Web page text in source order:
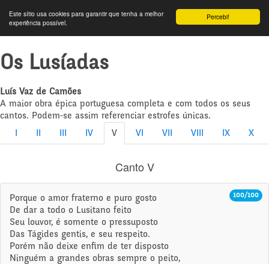
Percebi!
Este sítio usa cookies para garantir que tenha a melhor
experiência possível.
Os Lusíadas
Luís Vaz de Camões
A maior obra épica portuguesa completa e com todos os seus
cantos. Podem-se assim referenciar estrofes únicas.
IV V VI VII VIII IX X
Canto V
100/100
Porque o amor fraterno e puro gosto
De dar a todo o Lusitano feito
Seu louvor, é somente o pressuposto
Das Tágides gentis, e seu respeito.
Porém não deixe enfim de ter disposto
Ninguém a grandes obras sempre o peito,